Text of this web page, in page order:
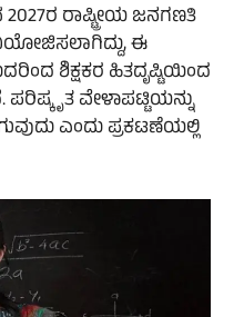
2027ರ ರಾಷ್ಟ್ರೀಯ ಜನಗಣತಿ
ನಿಯೋಜಿಸಲಾಗಿದ್ದು, ಈ
ಶಿಕ್ಷಕರ ಹಿತದೃಷ್ಟಿಯಿಂದ
ವೇಳಾಪಟ್ಟಿಯನ್ನು
ಎಂದು ಪ್ರಕಟಣೆಯಲ್ಲಿ